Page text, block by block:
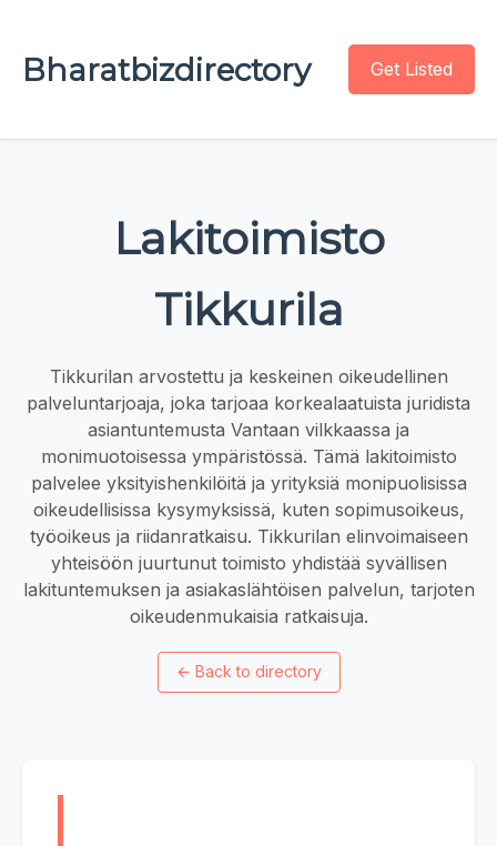
Bharatbizdirectory Get Listed
Lakitoimisto
Tikkurila
Tikkurilan arvostettu ja keskeinen oikeudellinen
palveluntarjoaja, joka tarjoaa korkealaatuista juridista
asiantuntemusta Vantaan vilkkaassa ja
monimuotoisessa ympäristössä. Tämä lakitoimisto
palvelee yksityishenkilöitä ja yrityksiä monipuolisissa
oikeudellisissa kysymyksissä, kuten sopimusoikeus,
työoikeus ja riidanratkaisu. Tikkurilan elinvoimaiseen
yhteisöön juurtunut toimisto yhdistää syvällisen
lakituntemuksen ja asiakaslähtöisen palvelun, tarjoten
oikeudenmukaisia ratkaisuja.
← Back to directory